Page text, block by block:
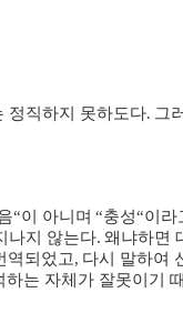
정직하지 못하도다. 그
“이 아니며 “충성“이라
나지 않는다. 왜냐하면
역되었고, 다시 말하여
하는 자체가 잘못이기